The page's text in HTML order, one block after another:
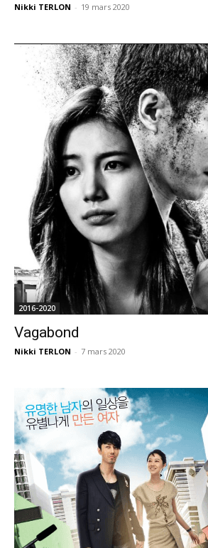
Nikki TERLON - 19 mars 2020
2016-2020
Vagabond
Nikki TERLON - 7 mars 2020